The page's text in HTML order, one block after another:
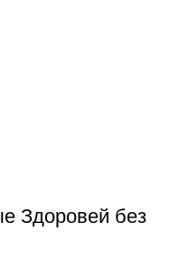
Здоровей без